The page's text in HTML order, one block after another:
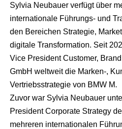
Sylvia Neubauer verfügt über
internationale Führungs- und
den Bereichen Strategie,
digitale Transformation. Seit
Vice President Customer,
GmbH weltweit die Marken-,
Vertriebsstrategie von BMW M.
Zuvor war Sylvia Neubauer
President Corporate Strategy
mehreren internationalen